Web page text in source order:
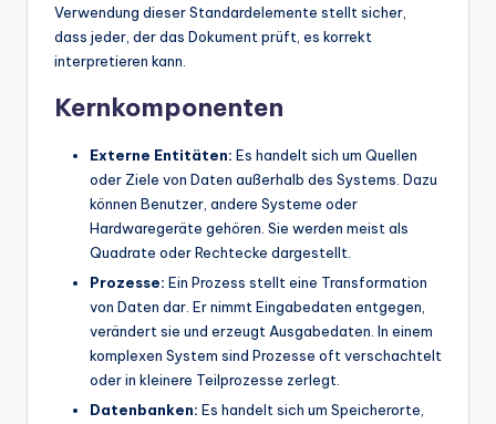
Verwendung dieser Standardelemente stellt sicher,
dass jeder, der das Dokument prüft, es korrekt
interpretieren kann.
Kernkomponenten
Externe Entitäten: Es handelt sich um Quellen
oder Ziele von Daten außerhalb des Systems. Dazu
können Benutzer, andere Systeme oder
Hardwaregeräte gehören. Sie werden meist als
Quadrate oder Rechtecke dargestellt.
Prozesse: Ein Prozess stellt eine Transformation
von Daten dar. Er nimmt Eingabedaten entgegen,
verändert sie und erzeugt Ausgabedaten. In einem
komplexen System sind Prozesse oft verschachtelt
oder in kleinere Teilprozesse zerlegt.
Datenbanken: Es handelt sich um Speicherorte,